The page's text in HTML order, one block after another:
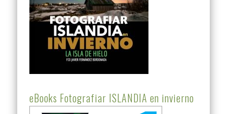
eBooks Fotografiar ISLANDIA en invierno